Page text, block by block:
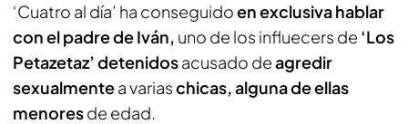
‘Cuatro al día’ ha conseguidoen exclusiva hablar
con el padre de Iván, uno de los influecers de ‘Los
Petazetaz’ detenidosacusado deagredir
sexualmentea variaschicas, alguna de ellas
menoresde edad.